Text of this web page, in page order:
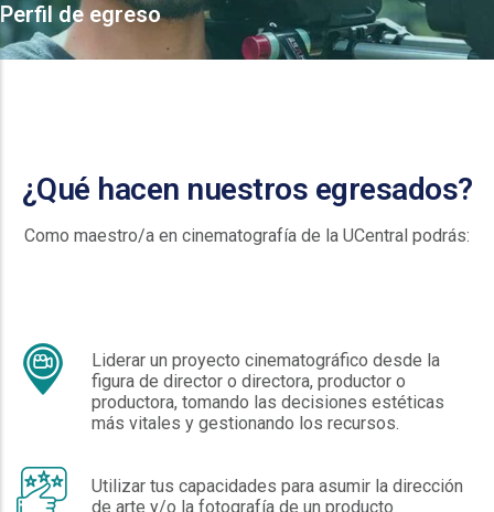
Perfil de egreso
¿Qué hacen nuestros egresados?
Como maestro/a en cinematografía de la UCentral podrás:
Liderar un proyecto cinematográfico desde la
figura de director o directora, productor o
productora, tomando las decisiones estéticas
más vitales y gestionando los recursos.
Utilizar tus capacidades para asumir la dirección
de arte y/o la fotografía de un producto